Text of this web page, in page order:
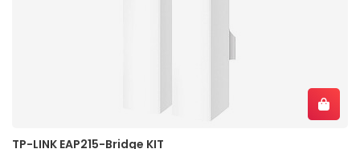
TP-LINK EAP215-Bridge KIT